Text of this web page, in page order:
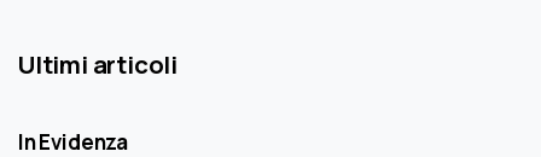
Ultimi articoli
In Evidenza